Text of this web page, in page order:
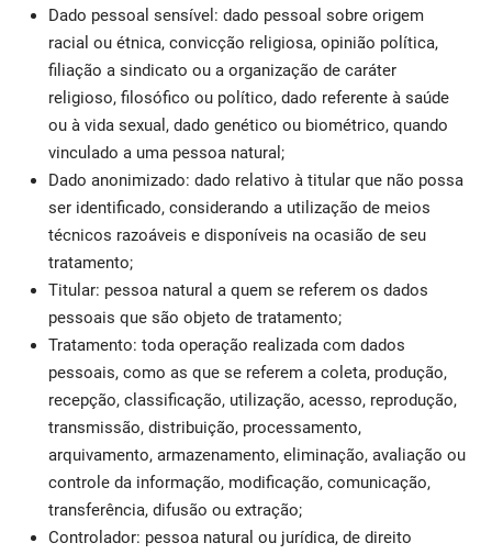
Dado pessoal sensível: dado pessoal sobre origem
racial ou étnica, convicção religiosa, opinião política,
filiação a sindicato ou a organização de caráter
religioso, filosófico ou político, dado referente à saúde
ou à vida sexual, dado genético ou biométrico, quando
vinculado a uma pessoa natural;
Dado anonimizado: dado relativo à titular que não possa
ser identificado, considerando a utilização de meios
técnicos razoáveis e disponíveis na ocasião de seu
tratamento;
Titular: pessoa natural a quem se referem os dados
pessoais que são objeto de tratamento;
Tratamento: toda operação realizada com dados
pessoais, como as que se referem a coleta, produção,
recepção, classificação, utilização, acesso, reprodução,
transmissão, distribuição, processamento,
arquivamento, armazenamento, eliminação, avaliação ou
controle da informação, modificação, comunicação,
transferência, difusão ou extração;
Controlador: pessoa natural ou jurídica, de direito